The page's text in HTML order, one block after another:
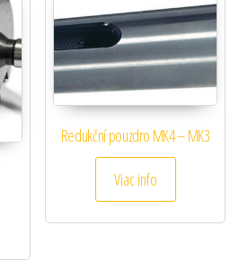
Redukční pouzdro MK4 – MK3
Viac info